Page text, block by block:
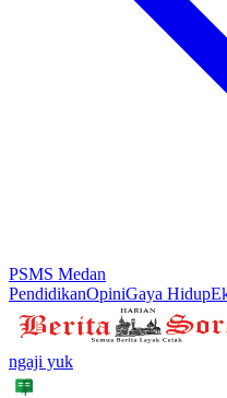
PSMS Medan
PendidikanOpiniGaya Hidup
ngaji yuk